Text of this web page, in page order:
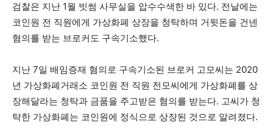
검찰은 지난 1월 빗썸 사무실을 압수수색한 바 있다. 전날에는
코인원 전 직원에게 가상화폐 상장을 청탁하며 거뒷돈을 건넨
혐의를 받는 브로커도 구속기소했다.
지난 7일 배임증재 혐의로 구속기소된 브로커 고모씨는 2020
년 가상화폐거래소 코인원 전 직원 전모씨에게 가상화폐를 상
장해달라는 청탁과 금품을 주고받은 혐의를 받는다. 고씨가 청
탁한 가상화폐는 코인원에 정식으로 상장된 것으로 알려졌다.